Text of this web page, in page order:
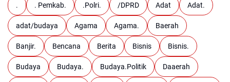
. . Pemkab. .Polri. /DPRD Adat Adat.
adat/budaya Agama Agama. Baerah
Banjir. Bencana Berita Bisnis Bisnis.
Budaya Budaya. Budaya.Politik Daaerah